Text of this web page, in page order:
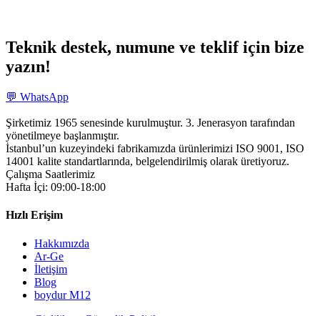
Teknik destek, numune ve teklif için bize
yazın!
💬 WhatsApp
Şirketimiz 1965 senesinde kurulmuştur. 3. Jenerasyon tarafından
yönetilmeye başlanmıştır.
İstanbul’un kuzeyindeki fabrikamızda ürünlerimizi ISO 9001, ISO
14001 kalite standartlarında, belgelendirilmiş olarak üretiyoruz.
Çalışma Saatlerimiz
Hafta İçi: 09:00-18:00
Hızlı Erişim
Hakkımızda
Ar-Ge
İletişim
Blog
boydur M12